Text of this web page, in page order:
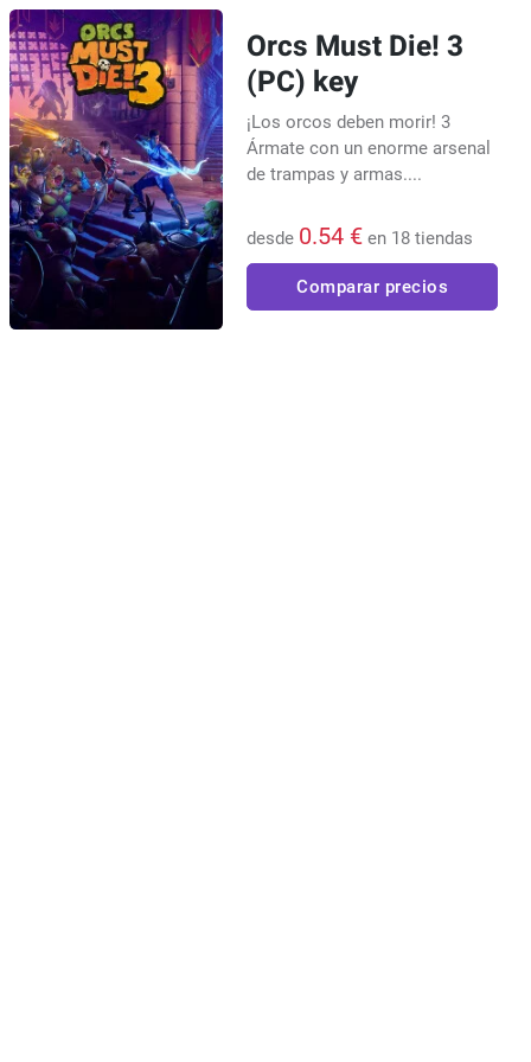
Orcs Must Die! 3
(PC) key
¡Los orcos deben morir! 3
Ármate con un enorme arsenal
de trampas y armas....
desde 0.54 € en 18 tiendas
Comparar precios